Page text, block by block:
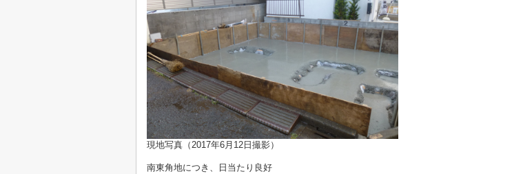
現地写真（2017年6月12日撮影）
南東角地につき、日当たり良好